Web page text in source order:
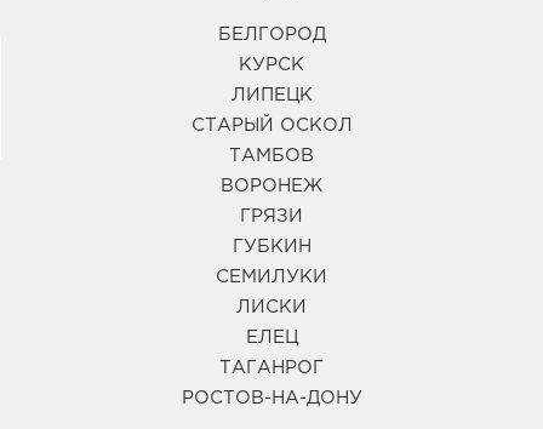
БЕЛГОРОД
КУРСК
ЛИПЕЦК
СТАРЫЙ ОСКОЛ
ТАМБОВ
ВОРОНЕЖ
ГРЯЗИ
ГУБКИН
СЕМИЛУКИ
ЛИСКИ
ЕЛЕЦ
ТАГАНРОГ
РОСТОВ-НА-ДОНУ